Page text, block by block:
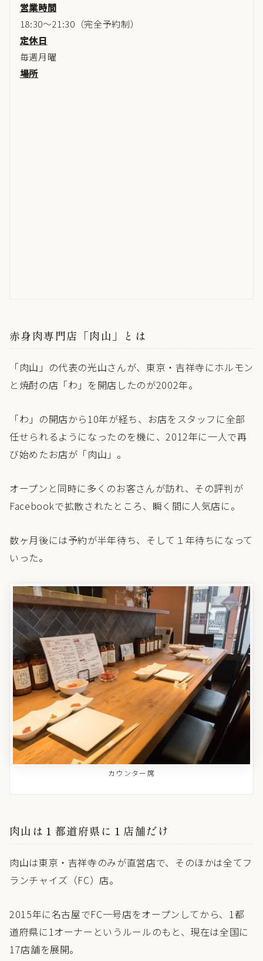
営業時間
18:30～21:30（完全予約制）
定休日
毎週月曜
場所
赤身肉専門店「肉山」とは
「肉山」の代表の光山さんが、東京・吉祥寺にホルモン
と焼酎の店「わ」を開店したのが2002年。
「わ」の開店から10年が経ち、お店をスタッフに全部
任せられるようになったのを機に、2012年に一人で再
び始めたお店が「肉山」。
オープンと同時に多くのお客さんが訪れ、その評判が
Facebookで拡散されたところ、瞬く間に人気店に。
数ヶ月後には予約が半年待ち、そして１年待ちになって
いった。
カウンター席
肉山は１都道府県に１店舗だけ
肉山は東京・吉祥寺のみが直営店で、そのほかは全てフ
ランチャイズ（FC）店。
2015年に名古屋でFC一号店をオープンしてから、1都
道府県に1オーナーというルールのもと、現在は全国に
17店舗を展開。